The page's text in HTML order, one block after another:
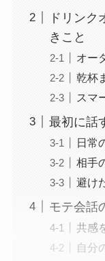
ドリンク
きこと
オー
乾杯
スマ
最初に話
日常
相手
避け
モテ会話
共感
自分